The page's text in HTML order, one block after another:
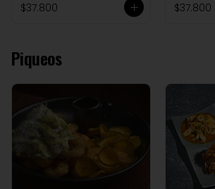
$37.800 $37.800
Piqueos